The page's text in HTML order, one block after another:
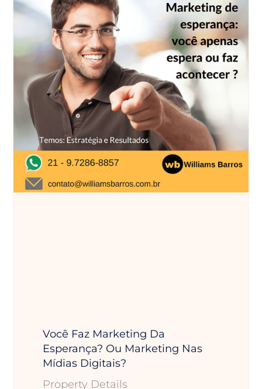
Você Faz Marketing Da
Esperança? Ou Marketing Nas
Mídias Digitais?
Property Details